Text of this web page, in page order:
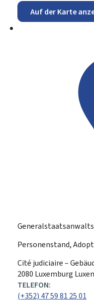
Auf der Karte
Personenstand,
ADRESSE:
Cité judiciaire –
2080 Luxemburg
TELEFON:
(+352) 47 59 81 25 01